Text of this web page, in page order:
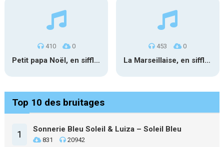
410 0
Petit papa Noël, en sifflant
453 0
La Marseillaise, en sifflant
Top 10 des bruitages
1 Sonnerie Bleu Soleil & Luiza – Soleil Bleu
831 20942